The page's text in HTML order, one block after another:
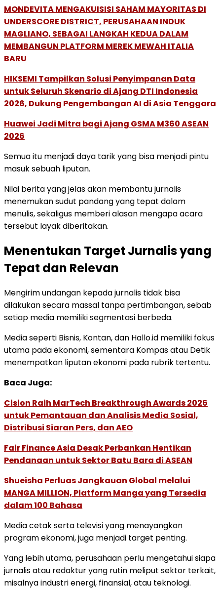
MONDEVITA MENGAKUISISI SAHAM MAYORITAS DI
UNDERSCORE DISTRICT, PERUSAHAAN INDUK
MAGLIANO, SEBAGAI LANGKAH KEDUA DALAM
MEMBANGUN PLATFORM MEREK MEWAH ITALIA
BARU
HIKSEMI Tampilkan Solusi Penyimpanan Data
untuk Seluruh Skenario di Ajang DTI Indonesia
2026, Dukung Pengembangan AI di Asia Tenggara
Huawei Jadi Mitra bagi Ajang GSMA M360 ASEAN
2026
Semua itu menjadi daya tarik yang bisa menjadi pintu
masuk sebuah liputan.
Nilai berita yang jelas akan membantu jurnalis
menemukan sudut pandang yang tepat dalam
menulis, sekaligus memberi alasan mengapa acara
tersebut layak diberitakan.
Menentukan Target Jurnalis yang
Tepat dan Relevan
Mengirim undangan kepada jurnalis tidak bisa
dilakukan secara massal tanpa pertimbangan, sebab
setiap media memiliki segmentasi berbeda.
Media seperti Bisnis, Kontan, dan Hallo.id memiliki fokus
utama pada ekonomi, sementara Kompas atau Detik
menempatkan liputan ekonomi pada rubrik tertentu.
Baca Juga:
Cision Raih MarTech Breakthrough Awards 2026
untuk Pemantauan dan Analisis Media Sosial,
Distribusi Siaran Pers, dan AEO
Fair Finance Asia Desak Perbankan Hentikan
Pendanaan untuk Sektor Batu Bara di ASEAN
Shueisha Perluas Jangkauan Global melalui
MANGA MILLION, Platform Manga yang Tersedia
dalam 100 Bahasa
Media cetak serta televisi yang menayangkan
program ekonomi, juga menjadi target penting.
Yang lebih utama, perusahaan perlu mengetahui siapa
jurnalis atau redaktur yang rutin meliput sektor terkait,
misalnya industri energi, finansial, atau teknologi.